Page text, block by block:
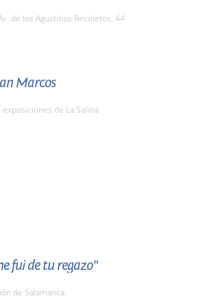
de los Agustinos Recoletos, 44
Marcos
de La Salina
fui de tu regazo"
de Salamanca